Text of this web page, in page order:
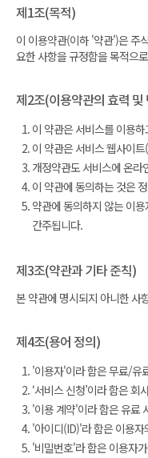
제1조(목적)
이 이용약관(이하 '약관')은 주
요한 사항을 규정함을 목적으
제2조(이용약관의 효력 및
이 약관은 서비스를 이용
이 약관은 서비스 웹사이
개정약관도 서비스에 온라
이 약관에 동의하는 것은
약관에 동의하지 않는 이
간주됩니다.
제3조(약관과 기타 준칙)
본 약관에 명시되지 아니한 사
제4조(용어 정의)
'이용자'이라 함은 무료/유
‘서비스 신청’이라 함은
'이용 계약'이라 함은 유료
'아이디(ID)'라 함은 이용
'비밀번호'라 함은 이용자